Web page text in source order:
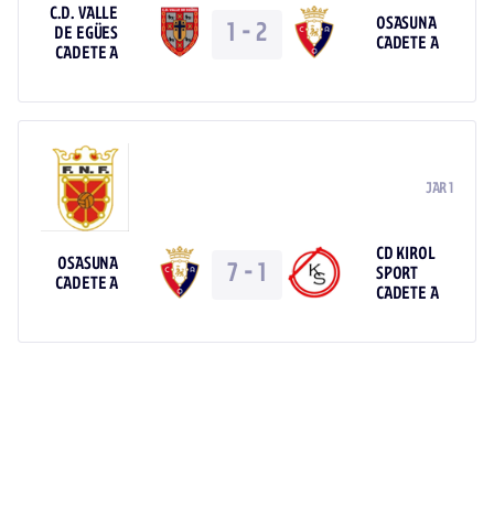
C.D. VALLE
DE EGÜES
CADETE A
1 - 2
OSASUNA
CADETE A
JAR 1
OSASUNA
CADETE A
7 -1
CD KIROL
SPORT
CADETE A